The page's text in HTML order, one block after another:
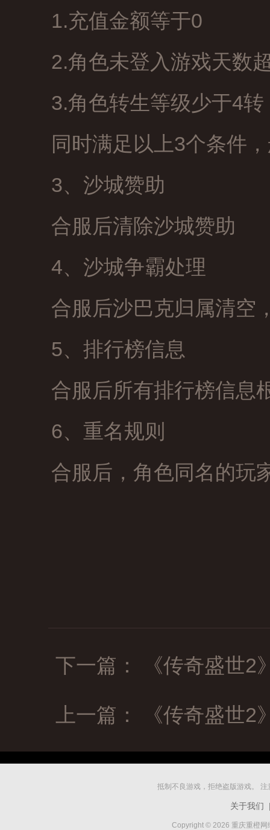
1.充值金额等于0
2.角色未登入游戏天数
3.角色转生等级少于4转
同时满足以上3个条件
3、沙城赞助
合服后清除沙城赞助
4、沙城争霸处理
合服后沙巴克归属清空
5、排行榜信息
合服后所有排行榜信息
6、重名规则
合服后，角色同名的玩
下一篇： 《传奇盛世2
上一篇： 《传奇盛世2
抵制不良游戏，拒绝盗版游戏。
关于我们
Copyright © 2026 重庆重橙